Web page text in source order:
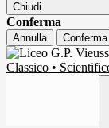
Chiudi
Conferma
Annulla Conferma
Classico •